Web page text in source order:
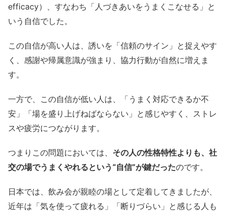
efficacy）、すなわち「人づきあいをうまくこなせる」と
いう自信でした。
この自信が高い人は、誘いを「信頼のサイン」と捉えやす
く、感謝や帰属意識が強まり、協力行動が自然に増えま
す。
一方で、この自信が低い人は、「うまく対応できるか不
安」「場を盛り上げねばならない」と感じやすく、ストレ
スや疲労につながります。
つまりこの問題においては、 その人の性格特性よりも、社
交の場でうまくやれるという“自信”が鍵だったのです。
日本では、飲み会が親睦の場として定着してきましたが、
近年は「気を使って疲れる」「断りづらい」と感じる人も